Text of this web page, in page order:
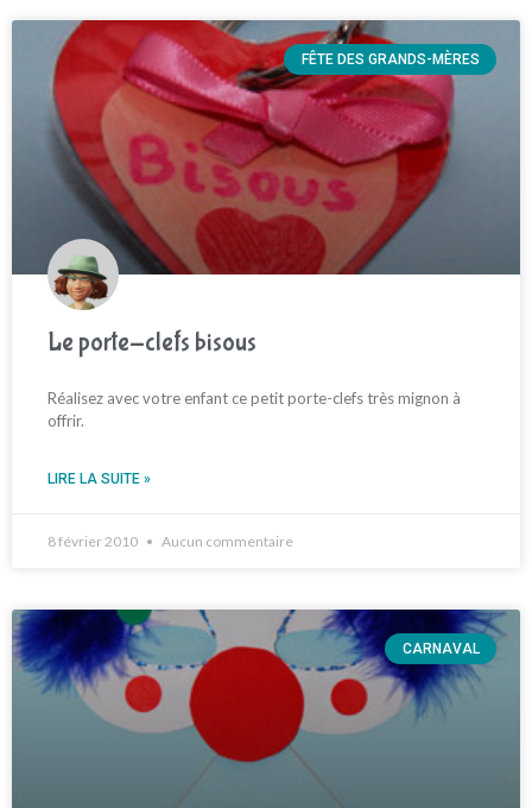
FÊTE DES GRANDS-MÈRES
Le porte-clefs bisous
Réalisez avec votre enfant ce petit porte-clefs très mignon à
offrir.
LIRE LA SUITE »
8 février 2010 Aucun commentaire
CARNAVAL